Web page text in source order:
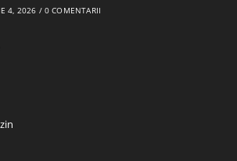
4, 2026 / 0 COMENTARII